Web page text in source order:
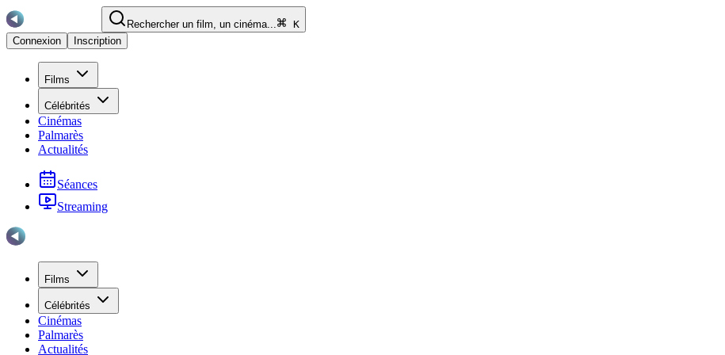
Rechercher un film, un cinéma...
K
Connexion
Inscription
Films
Célébrités
Cinémas
Palmarès
Actualités
Séances
Streaming
Films
Célébrités
Cinémas
Palmarès
Actualités